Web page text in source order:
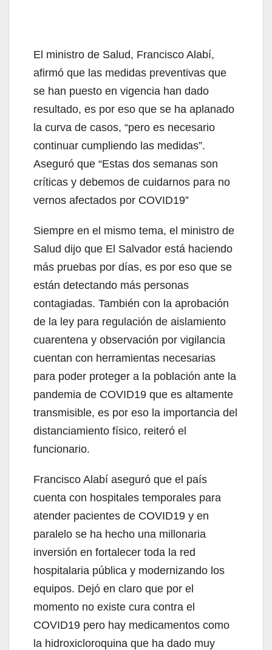
El ministro de Salud, Francisco Alabí,
afirmó que las medidas preventivas que
se han puesto en vigencia han dado
resultado, es por eso que se ha aplanado
la curva de casos, “pero es necesario
continuar cumpliendo las medidas”.
Aseguró que “Estas dos semanas son
críticas y debemos de cuidarnos para no
vernos afectados por COVID19”
Siempre en el mismo tema, el ministro de
Salud dijo que El Salvador está haciendo
más pruebas por días, es por eso que se
están detectando más personas
contagiadas. También con la aprobación
de la ley para regulación de aislamiento
cuarentena y observación por vigilancia
cuentan con herramientas necesarias
para poder proteger a la población ante la
pandemia de COVID19 que es altamente
transmisible, es por eso la importancia del
distanciamiento físico, reiteró el
funcionario.
Francisco Alabí aseguró que el país
cuenta con hospitales temporales para
atender pacientes de COVID19 y en
paralelo se ha hecho una millonaria
inversión en fortalecer toda la red
hospitalaria pública y modernizando los
equipos. Dejó en claro que por el
momento no existe cura contra el
COVID19 pero hay medicamentos como
la hidroxicloroquina que ha dado muy